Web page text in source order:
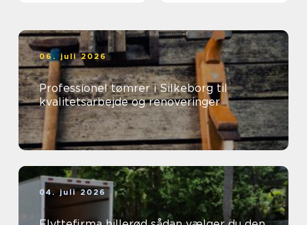
06. juli 2026
Professionel tømrer i Silkeborg til
kvalitetsarbejde og renoveringer
04. juli 2026